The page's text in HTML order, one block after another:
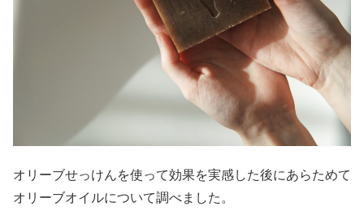
オリーブせっけんを使って効果を実感した後にあらためて
オリーブオイルについて調べました。